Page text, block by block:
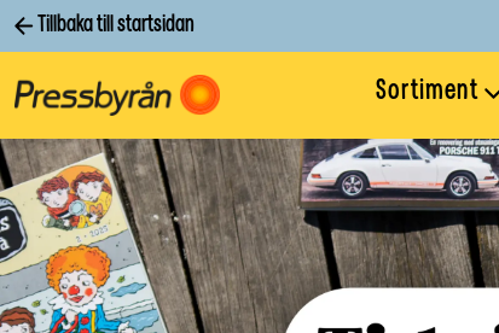
Tillbaka till startsidan
Sortiment